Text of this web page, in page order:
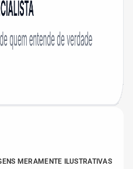
MERAMENTE ILUSTRATIVAS